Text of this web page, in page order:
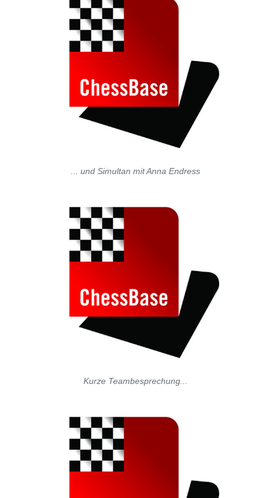
... und Simultan mit Anna Endress
Kurze Teambesprechung...